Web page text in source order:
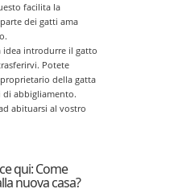
facilita la
dei gatti ama
idea introdurre il gatto
Potete
della gatta
di abbigliamento.
abituarsi al vostro
qui: Come
nuova casa?